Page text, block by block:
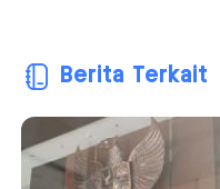
Berita Terkait